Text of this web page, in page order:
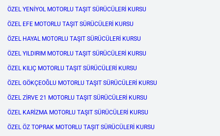
ÖZEL YENİYOL MOTORLU TAŞIT SÜRÜCÜLERİ KURSU
ÖZEL EFE MOTORLU TAŞIT SÜRÜCÜLERİ KURSU
ÖZEL HAYAL MOTORLU TAŞIT SÜRÜCÜLERİ KURSU
ÖZEL YILDIRIM MOTORLU TAŞIT SÜRÜCÜLERİ KURSU
ÖZEL KILIÇ MOTORLU TAŞIT SÜRÜCÜLERİ KURSU
ÖZEL GÖKÇEOĞLU MOTORLU TAŞIT SÜRÜCÜLERİ KURSU
ÖZEL ZİRVE 21 MOTORLU TAŞIT SÜRÜCÜLERİ KURSU
ÖZEL KARİZMA MOTORLU TAŞIT SÜRÜCÜLERİ KURSU
ÖZEL ÖZ TOPRAK MOTORLU TAŞIT SÜRÜCÜLERİ KURSU